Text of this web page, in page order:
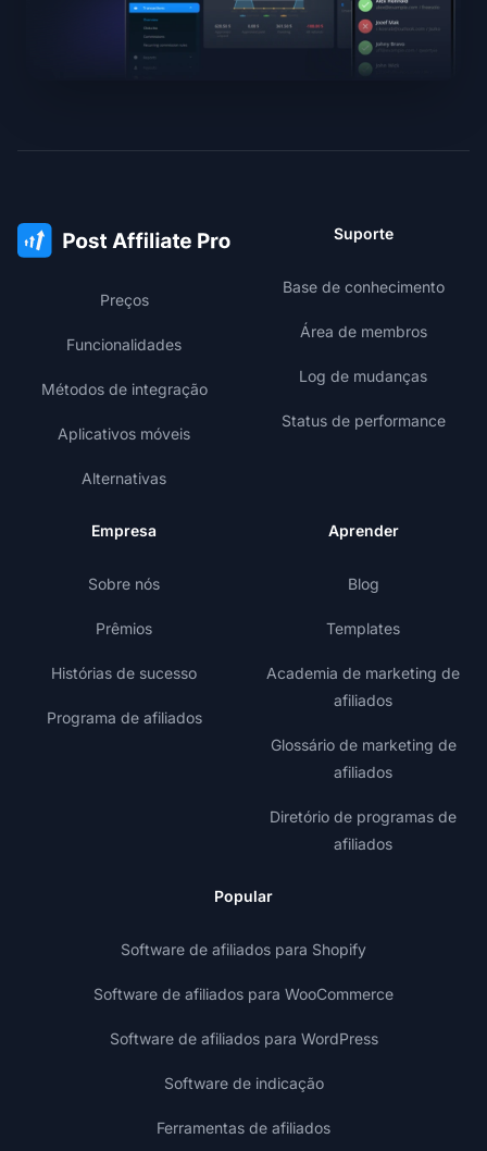
Preços
Funcionalidades
Métodos de integração
Aplicativos móveis
Alternativas
Suporte
Base de conhecimento
Área de membros
Log de mudanças
Status de performance
Empresa
Sobre nós
Prêmios
Histórias de sucesso
Programa de afiliados
Aprender
Blog
Templates
Academia de marketing de
afiliados
Glossário de marketing de
afiliados
Diretório de programas de
afiliados
Popular
Software de afiliados para Shopify
Software de afiliados para WooCommerce
Software de afiliados para WordPress
Software de indicação
Ferramentas de afiliados